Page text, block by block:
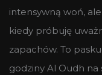
intensywną woń,
kiedy próbuję
zapachów. To
godziny Al Oudh